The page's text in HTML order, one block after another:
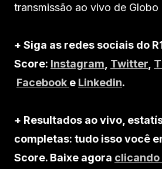
transmissão ao vivo de Globo
+ Siga as redes sociais do
Score: Instagram Twitter
Facebook e Linkedin.
+ Resultados ao vivo,
completas: tudo isso você
Score. Baixe agora clicando